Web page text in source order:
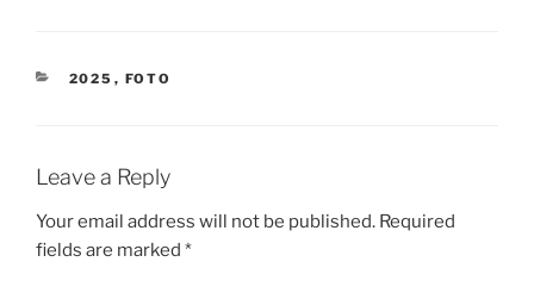
CATEGORIES
2025 , FOTO
Leave a Reply
Your email address will not be published. Required
fields are marked *